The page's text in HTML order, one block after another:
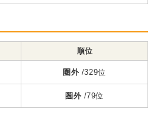
順位
圏外 /329位
圏外 /79位